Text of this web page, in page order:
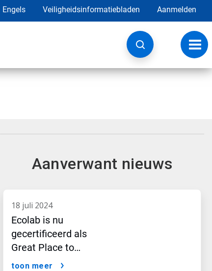
Engels Veiligheidsinformatiebladen Aanmelden
Aanverwant nieuws
18 juli 2024
Ecolab is nu
gecertificeerd als
Great Place to
Work®.
toon meer